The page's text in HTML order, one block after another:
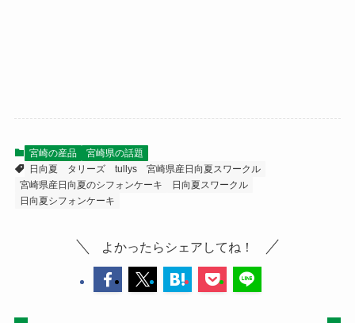
宮崎の産品
宮崎県の話題
日向夏
タリーズ tullys
宮崎県産日向夏スワークル
宮崎県産日向夏のシフォンケーキ
日向夏スワークル
日向夏シフォンケーキ
よかったらシェアしてね！